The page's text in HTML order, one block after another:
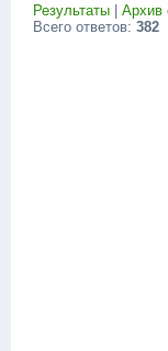
Результаты | Архив
Всего ответов: 382